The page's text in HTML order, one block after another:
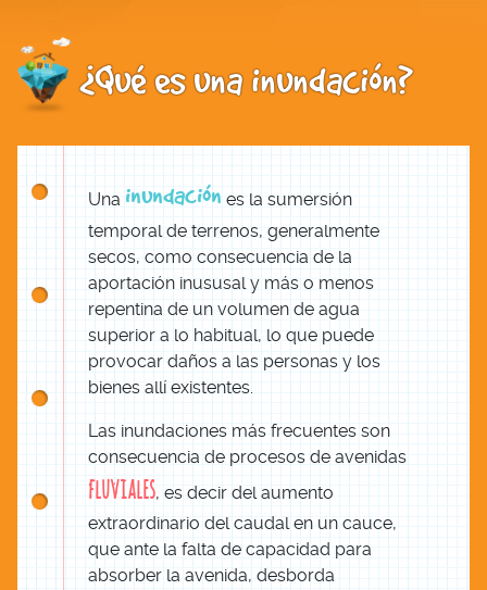
¿Qué es una inundación?
Una inundación es la sumersión
temporal de terrenos, generalmente
secos, como consecuencia de la
aportación inususal y más o menos
repentina de un volumen de agua
superior a lo habitual, lo que puede
provocar daños a las personas y los
bienes allí existentes.
Las inundaciones más frecuentes son
consecuencia de procesos de avenidas
fluviales, es decir del aumento
extraordinario del caudal en un cauce,
que ante la falta de capacidad para
absorber la avenida, desborda